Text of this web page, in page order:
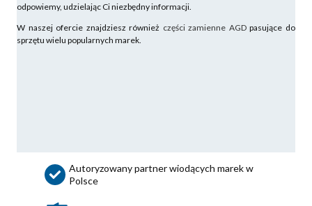
odpowiemy, udzielając Ci niezbędny informacji.
W naszej ofercie znajdziesz również części zamienne AGDpasujące do
sprzętu wielu popularnych marek.
Autoryzowany partner wiodących marek w
Polsce